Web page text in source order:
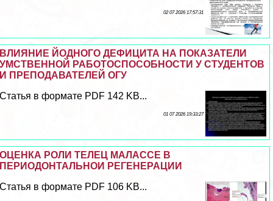
02 07 2026 17:57:31
ВЛИЯНИЕ ЙОДНОГО ДЕФИЦИТА НА ПОКАЗАТЕЛИ
УМСТВЕННОЙ РАБОТОСПОСОБНОСТИ У СТУДЕНТОВ
И ПРЕПОДАВАТЕЛЕЙ ОГУ
Статья в формате PDF 142 KB...
01 07 2026 19:33:27
ОЦЕНКА РОЛИ ТЕЛЕЦ МАЛАССЕ В
ПЕРИОДОНТАЛЬНОИ РЕГЕНЕРАЦИИ
Статья в формате PDF 106 KB...